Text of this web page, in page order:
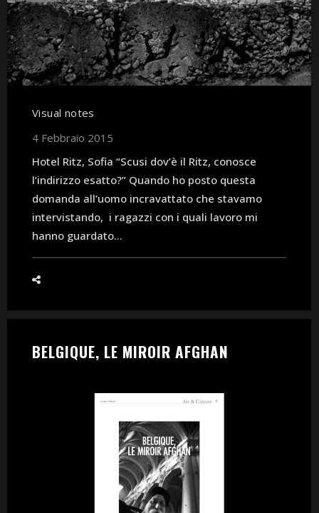
Visual notes
4 Febbraio 2015
Hotel Ritz, Sofia “Scusi dov’è il Ritz, conosce
l’indirizzo esatto?” Quando ho posto questa
domanda all’uomo incravattato che stavamo
intervistando, i ragazzi con i quali lavoro mi
hanno guardato...
BELGIQUE, LE MIROIR AFGHAN